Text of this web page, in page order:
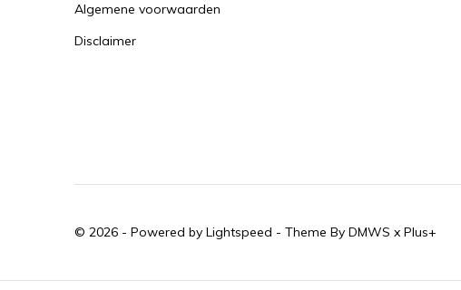
Algemene voorwaarden
Disclaimer
© 2026 - Powered by Lightspeed - Theme By DMWS x Plus+